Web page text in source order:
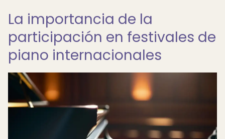
La importancia de la
participación en festivales de
piano internacionales